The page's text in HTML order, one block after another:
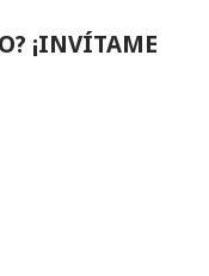
¡INVÍTAME